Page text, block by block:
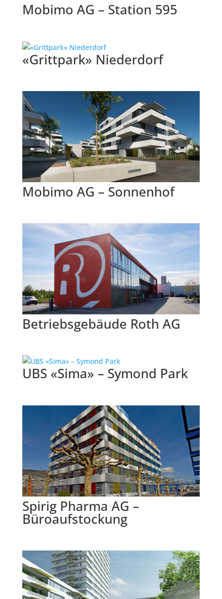
Mobimo AG – Station 595
«Grittpark» Niederdorf
Mobimo AG – Sonnenhof
Betriebsgebäude Roth AG
UBS «Sima» – Symond Park
Spirig Pharma AG –
Büroaufstockung